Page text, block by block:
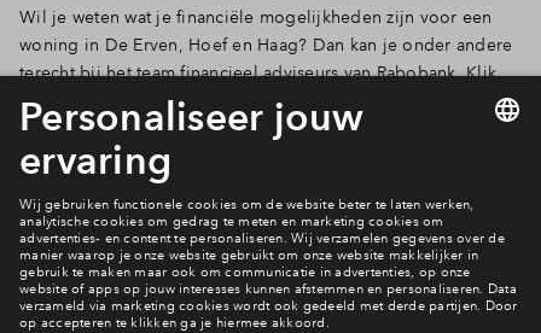
Wil je weten wat je financiële mogelijkheden zijn voor een
woning in De Erven, Hoef en Haag? Dan kan je onder andere
terecht bij het team financieel adviseurs van Rabobank. Klik
op onderstaande button voor het maken van een afspraak met
een van de adviseurs. Of neem contact op met je eigen bank
of financieel adviseur.
Bekijk de woningen